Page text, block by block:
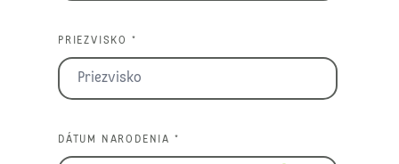
PRIEZVISKO *
DÁTUM NARODENIA *